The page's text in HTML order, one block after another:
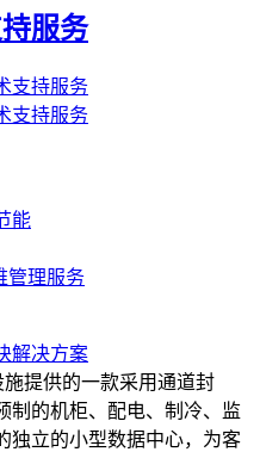
服务
支持服务
支持服务
能
管理服务
解决方案
提供的一款采用通道封
制的机柜、配电、制冷、监
独立的小型数据中心，为客